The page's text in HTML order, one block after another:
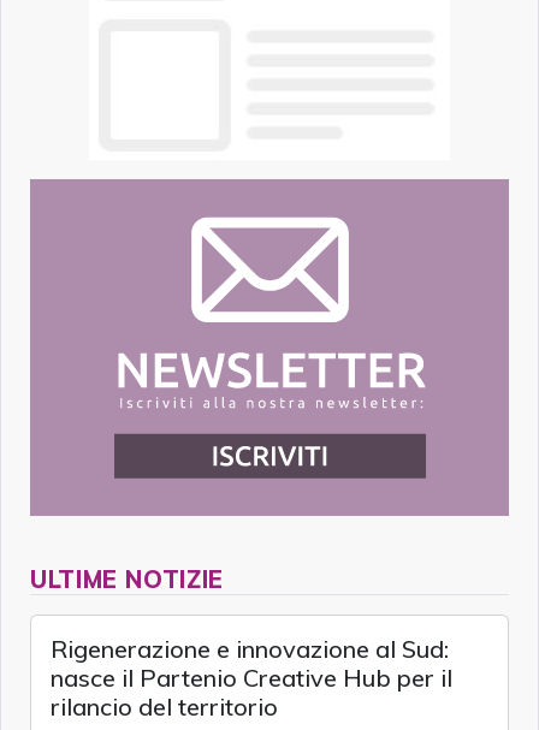
ULTIME NOTIZIE
Rigenerazione e innovazione al Sud:
nasce il Partenio Creative Hub per il
rilancio del territorio